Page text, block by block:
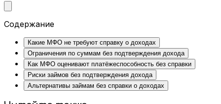
Содержание
Какие МФО не требуют справку о доходах
Ограничения по суммам без подтверждения дохода
Как МФО оценивают платёжеспособность без справки
Риски займов без подтверждения дохода
Альтернативы займам без справки о доходах